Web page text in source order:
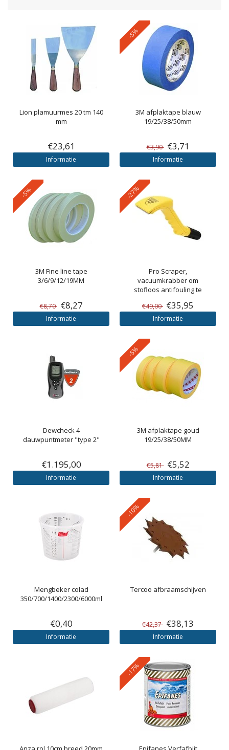
Lion plamuurmes 20 tm 140
mm
€23,61
Informatie
-5%
3M afplaktape blauw
19/25/38/50mm
€3,90 €3,71
Informatie
-5%
3M Fine line tape
3/6/9/12/19MM
€8,70 €8,27
Informatie
-27%
Pro Scraper,
vacuumkrabber om
stofloos antifouling te
€49,00 €35,95
Informatie
Dewcheck 4
dauwpuntmeter "type 2"
€1.195,00
Informatie
-5%
3M afplaktape goud
19/25/38/50MM
€5,81 €5,52
Informatie
Mengbeker colad
350/700/1400/2300/6000ml
€0,40
Informatie
-10%
Tercoo afbraamschijven
€42,37 €38,13
Informatie
-17%